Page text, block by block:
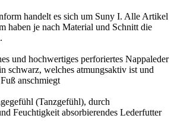
handelt es sich um Suny I. Alle Artikel
haben je nach Material und Schnitt die
und hochwertiges perforiertes Nappaleder
schwarz, welches atmungsaktiv ist und
anschmiegt
(Tanzgefühl), durch
Feuchtigkeit absorbierendes Lederfutter